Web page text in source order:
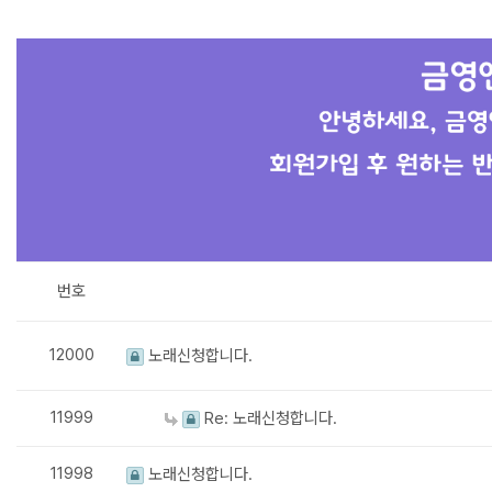
번호
12000 노래신청합니다.
11999 Re: 노래신청합니다.
11998 노래신청합니다.